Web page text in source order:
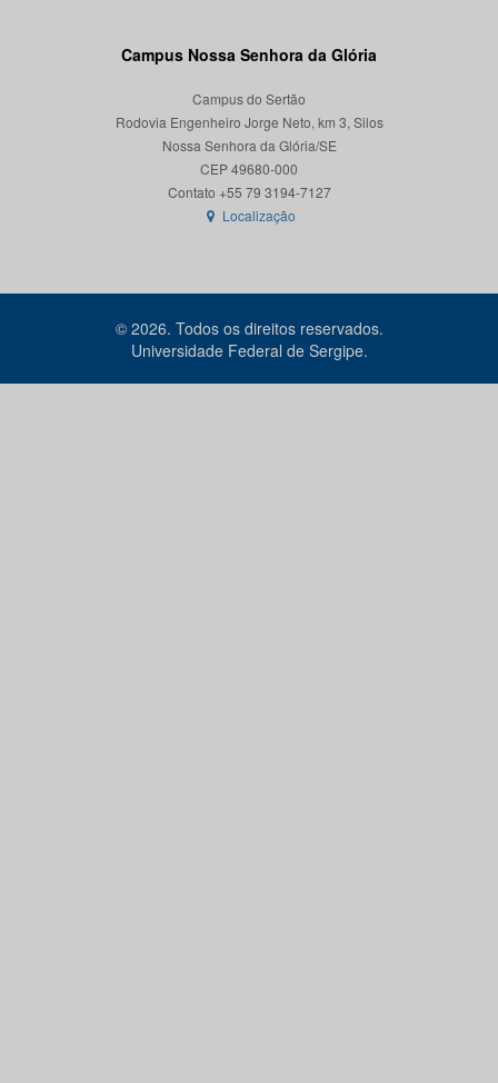
Campus Nossa Senhora da Glória
Campus do Sertão
Rodovia Engenheiro Jorge Neto, km 3, Silos
Nossa Senhora da Glória/SE
CEP 49680-000
Contato +55 79 3194-7127
Localização
© 2026. Todos os direitos reservados.
Universidade Federal de Sergipe.